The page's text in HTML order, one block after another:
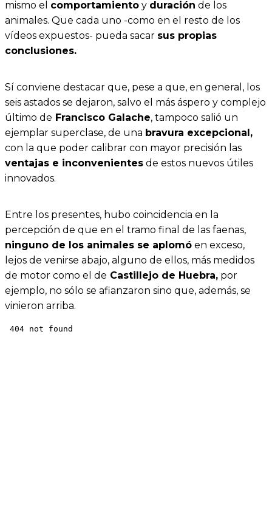
mismo el comportamiento y duración de los
animales. Que cada uno -como en el resto de los
vídeos expuestos- pueda sacar sus propias
conclusiones.
Sí conviene destacar que, pese a que, en general, los
seis astados se dejaron, salvo el más áspero y complejo
último de Francisco Galache, tampoco salió un
ejemplar superclase, de una bravura excepcional,
con la que poder calibrar con mayor precisión las
ventajas e inconvenientes de estos nuevos útiles
innovados.
Entre los presentes, hubo coincidencia en la
percepción de que en el tramo final de las faenas,
ninguno de los animales se aplomó en exceso,
lejos de venirse abajo, alguno de ellos, más medidos
de motor como el de Castillejo de Huebra, por
ejemplo, no sólo se afianzaron sino que, además, se
vinieron arriba.